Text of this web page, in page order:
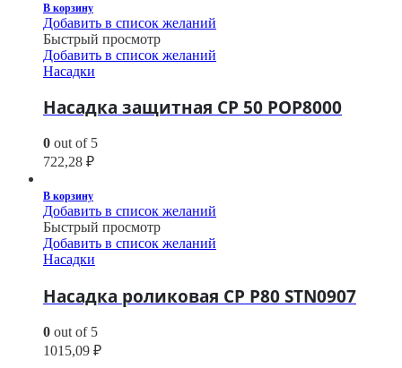
В корзину
Добавить в список желаний
Быстрый просмотр
Добавить в список желаний
Насадки
Насадка защитная CP 50 POP8000
0 out of 5
722,28 ₽
В корзину
Добавить в список желаний
Быстрый просмотр
Добавить в список желаний
Насадки
Насадка роликовая CP P80 STN0907
0 out of 5
1015,09 ₽